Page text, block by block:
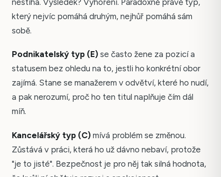
který nejvíc pomáhá druhým, nejhůř pomáhá sám
sobě.
Podnikatelský typ (E) se často žene za pozicí a
statusem bez ohledu na to, jestli ho konkrétní obor
zajímá. Stane se manažerem v odvětví, které ho nudí,
a pak nerozumí, proč ho ten titul naplňuje čím dál
míň.
Kancelářský typ (C) mívá problém se změnou.
Zůstává v práci, která ho už dávno nebaví, protože
"je to jisté". Bezpečnost je pro něj tak silná hodnota,